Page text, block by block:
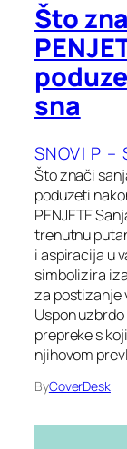
Što
sna
SNOVI P –
Što znači
poduzeti
PENJETE
trenutnu
i aspiracija u
simbolizira
za postizanje
Uspon
prepreke s
njihovom
ByCoverDesk